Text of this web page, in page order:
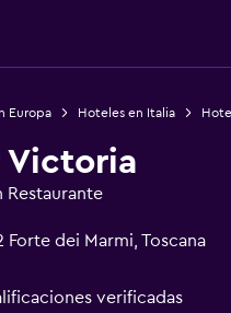
Europa Hoteles en Italia
Victoria
Restaurante
dei Marmi, Toscana
verificadas